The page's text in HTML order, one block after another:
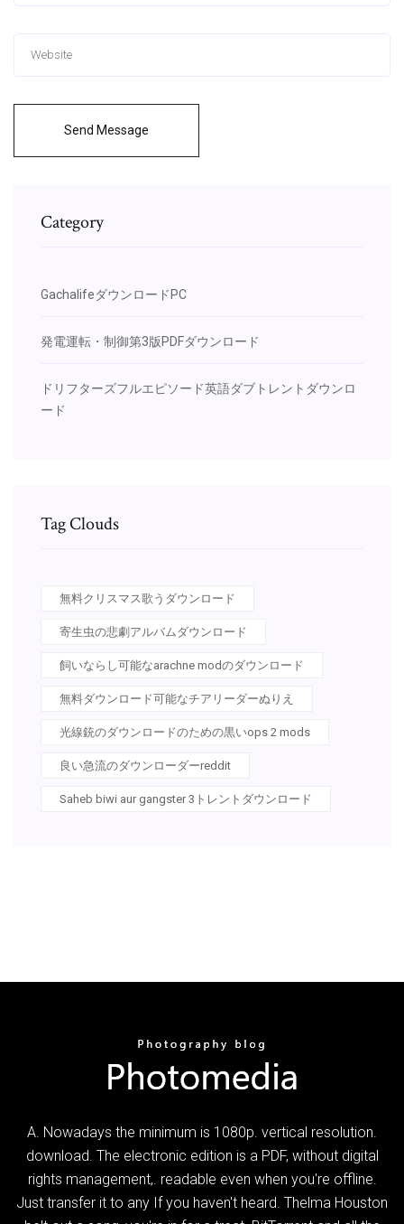
Send Message
Category
GachalifeダウンロードPC
発電運転・制御第3版PDFダウンロード
ドリフターズフルエピソード英語ダブトレントダウンロ
ード
Tag Clouds
無料クリスマス歌うダウンロード
寄生虫の悲劇アルバムダウンロード
飼いならし可能なarachne modのダウンロード
無料ダウンロード可能なチアリーダーぬりえ
光線銃のダウンロードのための黒いops 2 mods
良い急流のダウンローダーreddit
Saheb biwi aur gangster 3トレントダウンロード
A. Nowadays the minimum is 1080p. vertical resolution.
download. The electronic edition is a PDF, without digital
rights management,. readable even when you're offline.
Just transfer it to any If you haven't heard. Thelma Houston